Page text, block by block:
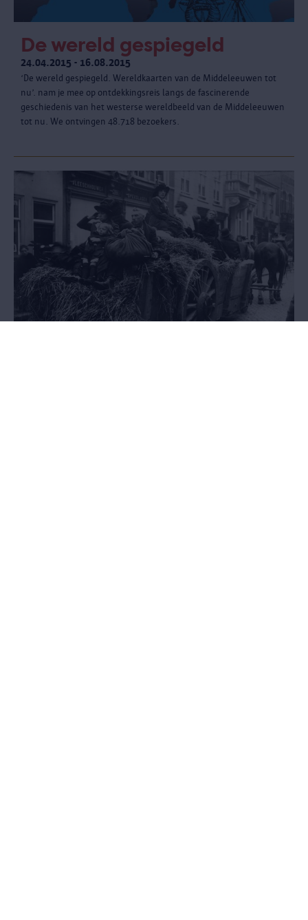
De wereld gespiegeld
24.04.2015 - 16.08.2015
‘De wereld gespiegeld. Wereldkaarten van de Middeleeuwen tot
nu’. nam je mee op ontdekkingsreis langs de fascinerende
geschiedenis van het westerse wereldbeeld van de Middeleeuwen
tot nu. We ontvingen 48.718 bezoekers.